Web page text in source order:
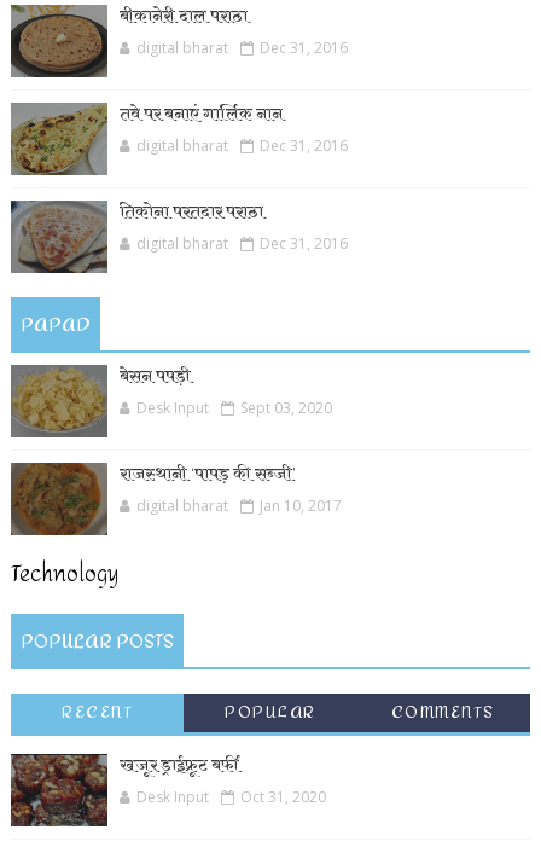
बीकानेरी दाल पराठा
digital bharat Dec 31, 2016
तवे पर बनाएं गार्लिक नान
digital bharat Dec 31, 2016
तिकोना परतदार पराठा
digital bharat Dec 31, 2016
PAPAD
बेसन पपड़ी
Desk Input Sept 03, 2020
राजस्थानी ‘पापड़ की सब्जी’
digital bharat Jan 10, 2017
Technology
POPULAR POSTS
RECENT POPULAR COMMENTS
खजूर ड्राईफ्रूट बर्फी
Desk Input Oct 31, 2020